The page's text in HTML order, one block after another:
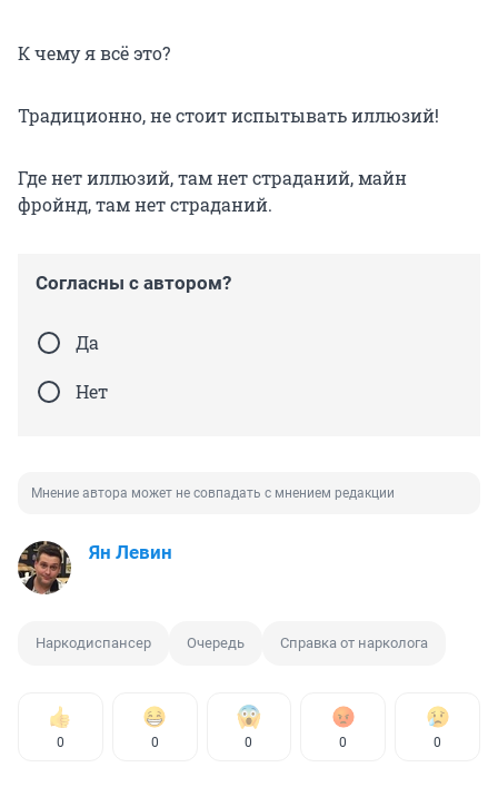
К чему я всё это?
Традиционно, не стоит испытывать иллюзий!
Где нет иллюзий, там нет страданий, майн
фройнд, там нет страданий.
Согласны с автором?
Да
Нет
Мнение автора может не совпадать с мнением редакции
Ян Левин
Наркодиспансер Очередь Справка от нарколога
0 0 0 0 0